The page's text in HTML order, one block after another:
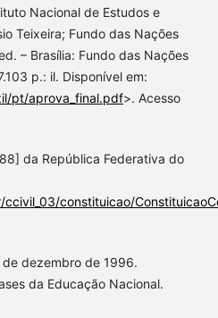
Nacional de Estudos e
Teixeira; Fundo das Nações
– Brasília: Fundo das Nações
p.: il. Disponível em:
pt/aprova_final.pdf>. Acesso
da República Federativa do
constituicao/
de dezembro de 1996.
da Educação Nacional.